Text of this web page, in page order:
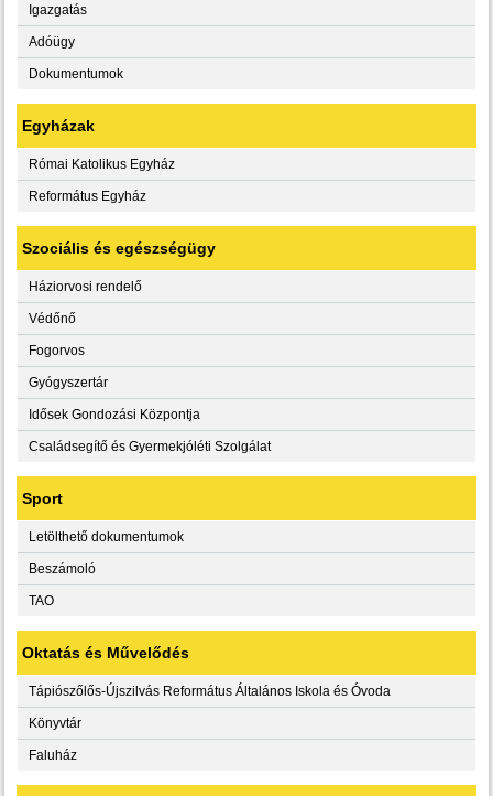
Igazgatás
Adóügy
Dokumentumok
Egyházak
Római Katolikus Egyház
Református Egyház
Szociális és egészségügy
Háziorvosi rendelő
Védőnő
Fogorvos
Gyógyszertár
Idősek Gondozási Központja
Családsegítő és Gyermekjóléti Szolgálat
Sport
Letölthető dokumentumok
Beszámoló
TAO
Oktatás és Művelődés
Tápiószőlős-Újszilvás Református Általános Iskola és Óvoda
Könyvtár
Faluház